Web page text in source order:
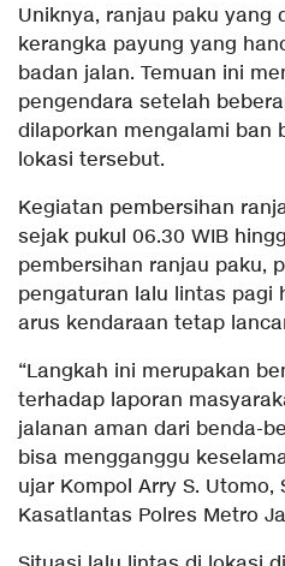
Uniknya, ranjau paku yang
kerangka payung yang
badan jalan. Temuan ini
pengendara setelah
dilaporkan mengalami ban
lokasi tersebut.
Kegiatan pembersihan
sejak pukul 06.30 WIB
pembersihan ranjau paku,
pengaturan lalu lintas pagi
arus kendaraan tetap
“Langkah ini merupakan
terhadap laporan
jalanan aman dari benda-
bisa mengganggu
ujar Kompol Arry S. Utomo,
Kasatlantas Polres Metro